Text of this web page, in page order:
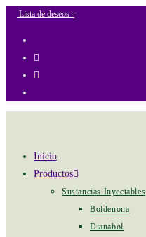
Lista de deseos -
Inicio
Productos
Sustancias Inyectables
Boldenona
Dianabol